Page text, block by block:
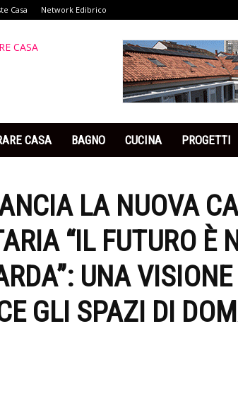
Casa Network Edibrico
CASA BAGNO CUCINA PROGETTI
LA NUOVA
“IL FUTURO È
UNA
GLI SPAZI DI